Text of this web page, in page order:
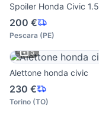
Spoiler Honda Civic 1.5
200 €
Pescara (PE)
5
Alettone honda civic
230 €
Torino (TO)